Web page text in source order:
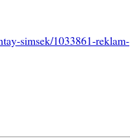
simsek/1033861-reklam-